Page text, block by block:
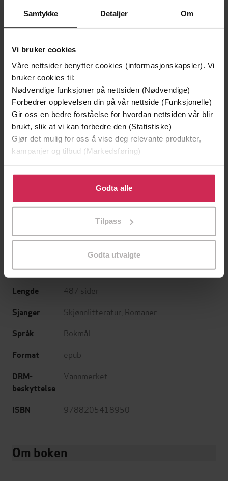
Samtykke Detaljer Om
Vi bruker cookies
Våre nettsider benytter cookies (informasjonskapsler). Vi
bruker cookies til:
Nødvendige funksjoner på nettsiden (Nødvendige)
Forbedrer opplevelsen din på vår nettside (Funksjonelle)
Gir oss en bedre forståelse for hvordan nettsiden vår blir
brukt, slik at vi kan forbedre den (Statistiske)
Gjør det mulig for oss å vise deg relevante produkter,
kampanjer og tilbud (Markedsføring)
Klikk på «Godta alle» for å gi oss ditt samtykke til å
bruke cookies for alle disse formålene. Du kan også
tilpasse ditt samtykke til spesifikke formål ved å klikke
Godta alle
Tilpass
Godta utvalgte
249,-
Skyggesøsteren
Lucinda Riley
Helenas hemmelighet
(oversetter)
Utgitt 30.03.2011
Lengde 487 sider
Sjanger Skjønnlitteratur Romaner
Språk Bokmål
Format epub
DRM-
beskyttelse
Vannmerket
ISBN 9788205418950
Om boken